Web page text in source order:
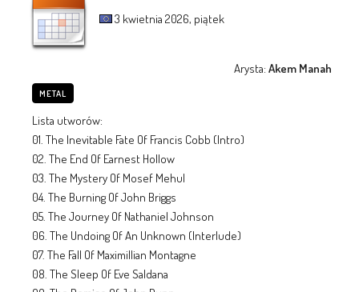
3 kwietnia 2026, piątek
Arysta:Akem Manah
METAL
Lista utworów:
01. The Inevitable Fate Of Francis Cobb (Intro)
02. The End Of Earnest Hollow
03. The Mystery Of Mosef Mehul
04. The Burning Of John Briggs
05. The Journey Of Nathaniel Johnson
06. The Undoing Of An Unknown (Interlude)
07. The Fall Of Maximillian Montagne
08. The Sleep Of Eve Saldana